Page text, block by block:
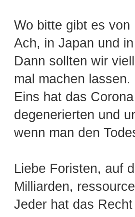
Wo bitte gibt es von
Ach, in Japan und
Dann sollten wir
mal machen lassen.
Eins hat das
degenerierten und
wenn man den
Liebe Foristen, auf
Milliarden,
Jeder hat das